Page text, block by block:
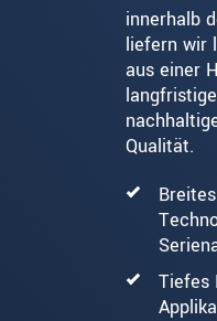
innerhalb
liefern wir
aus einer
Qualität.
Tiefes